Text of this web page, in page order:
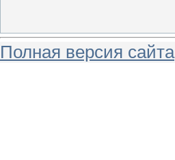
Полная версия сайта